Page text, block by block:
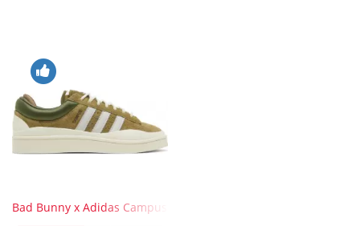
Bad Bunny x Adidas Campus Wild Moss